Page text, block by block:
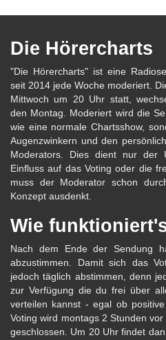
Die Hörercharts
"Die Hörercharts" ist eine
seit 2014 jede Woche moderiert.
Mittwoch um 20 Uhr statt,
den Montag. Moderiert wird die
wie eine normale Chartsshow,
Augenzwinkern und den
Moderators. Dies dient nur der
Einfluss auf das Voting oder die
muss der Moderator schon
Konzept ausdenkt.
Wie
Nach dem Ende der Sendung
abzustimmen. Damit sich das
jedoch täglich abstimmen, denn
zur Verfügung die du frei über
verteilen kannst - egal ob
Voting wird montags 2 Stunden
geschlossen. Um 20 Uhr findet